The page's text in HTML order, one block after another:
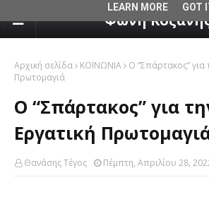
Φωνή
Αρχική σελίδα ΚΟΙΝΩΝΙΑ
Ο “Σπάρτακος” για
Πρωτομαγιά
Ο “Σπάρτακος” για
Εργατική
Θανάσης Τέγος Πέμπτη, Απριλίου 28,
LEARN MORE GOT